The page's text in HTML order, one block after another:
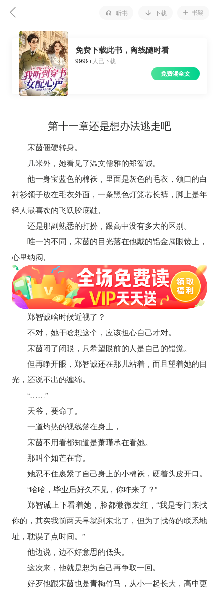
听书 下载 书架
免费下载此书，离线随时看
9999+人已下载
免费读全文
第十一章还是想办法逃走吧
宋茵僵硬转身。
几米外，她看见了温文儒雅的郑智诚。
他一身宝蓝色的棉袄，里面是灰色的毛衣，领口的白
衬衫领子放在毛衣外面，一条黑色灯笼芯长裤，脚上是年
轻人最喜欢的飞跃胶底鞋。
还是那副熟悉的打扮，跟高中没有多大的区别。
唯一的不同，宋茵的目光落在他戴的铝金属眼镜上，
心里纳闷。
郑智诚啥时候近视了？
不对，她干啥想这个，应该担心自己才对。
宋茵闭了闭眼，只希望眼前的人是自己的错觉。
但再睁开眼，郑智诚还在那儿站着，而且望着她的目
光，还说不出的缠绵。
“……”
天爷，要命了。
一道灼热的视线落在身上，
宋茵不用看都知道是萧瑾承在看她。
那叫个如芒在背。
她忍不住裹紧了自己身上的小棉袄，硬着头皮开口。
“哈哈，毕业后好久不见，你咋来了？”
郑智诚上下看着她，脸都微微发红，“我是专门来找
你的，其实我前两天早就到东北了，但为了找你的联系地
址，耽误了点时间。”
他边说，边不好意思的低头。
这次来，他就是想为自己再争取一回。
好歹他跟宋茵也是青梅竹马，从小一起长大，高中更